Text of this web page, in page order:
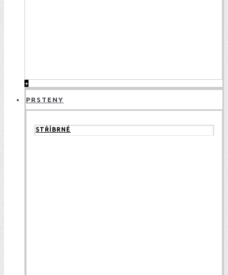
+
PRSTENY
STŘÍBRNÉ